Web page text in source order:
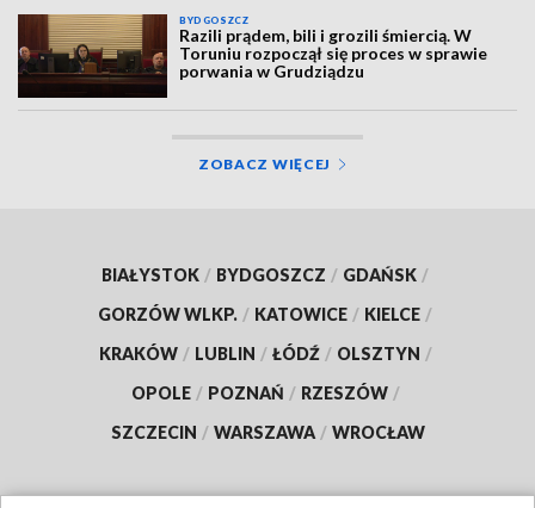
BYDGOSZCZ
Razili prądem, bili i grozili śmiercią. W
Toruniu rozpoczął się proces w sprawie
porwania w Grudziądzu
ZOBACZ WIĘCEJ
BIAŁYSTOK / BYDGOSZCZ / GDAŃSK /
GORZÓW WLKP. / KATOWICE / KIELCE /
KRAKÓW / LUBLIN / ŁÓDŹ / OLSZTYN /
OPOLE / POZNAŃ / RZESZÓW /
SZCZECIN / WARSZAWA / WROCŁAW